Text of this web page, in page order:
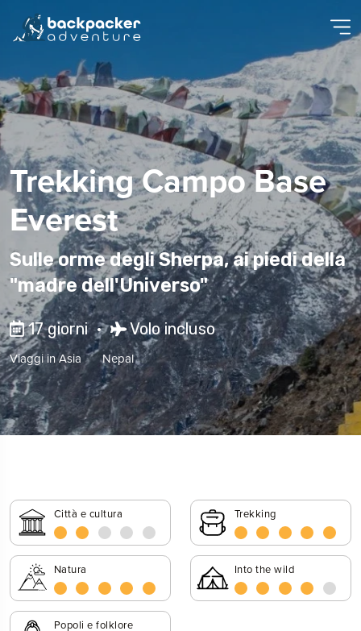
Trekking Campo Base
Everest
Sulle orme degli Sherpa, ai piedi della
"madre dell'Universo"
17 giorni • Volo incluso
Viaggi inAsia Nepal
Città e cultura Trekking
Natura Into the wild
Popoli e folklore